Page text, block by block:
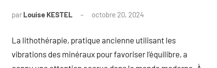
par Louise KESTEL octobre 20, 2024
La lithothérapie, pratique ancienne utilisant les
vibrations des minéraux pour favoriser l’équilibre, a